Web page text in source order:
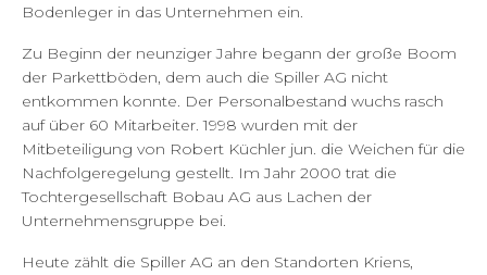
Bodenleger in das Unternehmen ein.
Zu Beginn der neunziger Jahre begann der große Boom
der Parkettböden, dem auch die Spiller AG nicht
entkommen konnte. Der Personalbestand wuchs rasch
auf über 60 Mitarbeiter. 1998 wurden mit der
Mitbeteiligung von Robert Küchler jun. die Weichen für die
Nachfolgeregelung gestellt. Im Jahr 2000 trat die
Tochtergesellschaft Bobau AG aus Lachen der
Unternehmensgruppe bei.
Heute zählt die Spiller AG an den Standorten Kriens,